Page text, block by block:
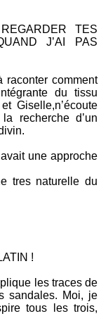
TES
J’AI PAS
comment
du tissu
Giselle,n’écoute
recherche d’un
une approche
tres naturelle du
!
les traces de
sandales. Moi, je
tous les trois,